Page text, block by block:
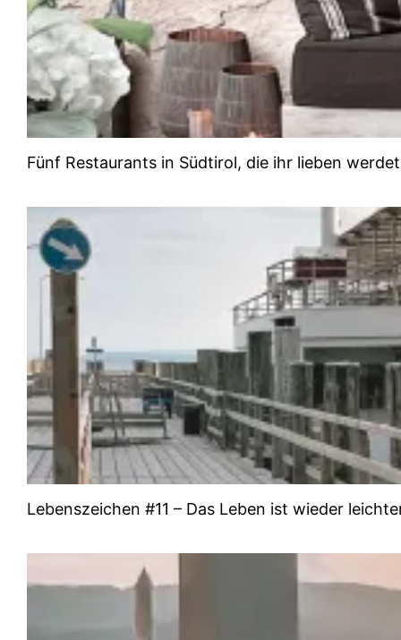
Fünf Restaurants in Südtirol, die ihr lieben werdet
Lebenszeichen #11 – Das Leben ist wieder